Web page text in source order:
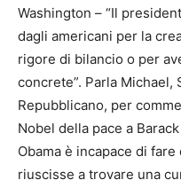
Washington – “Il
dagli americani per la
rigore di bilancio o per
concrete”. Parla
Repubblicano, per
Nobel della pace a
Obama è incapace di
riuscisse a trovare una